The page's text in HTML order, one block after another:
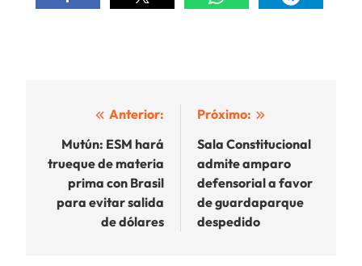
Navegación
de
entradas
Anterior:
Mutún: ESM hará
trueque de materia
prima con Brasil
para evitar salida
de dólares
Próximo:
Sala Constitucional
admite amparo
defensorial a favor
de guardaparque
despedido